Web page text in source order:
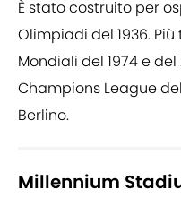
È stato costruito per
Olimpiadi del 1936.
Mondiali del 1974 e
Champions League
Berlino.
Millennium